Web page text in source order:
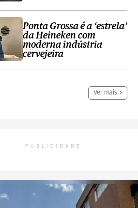
Ponta Grossa é a ‘estrela’
da Heineken com
moderna indústria
cervejeira
Ver mais
PUBLICIDADE